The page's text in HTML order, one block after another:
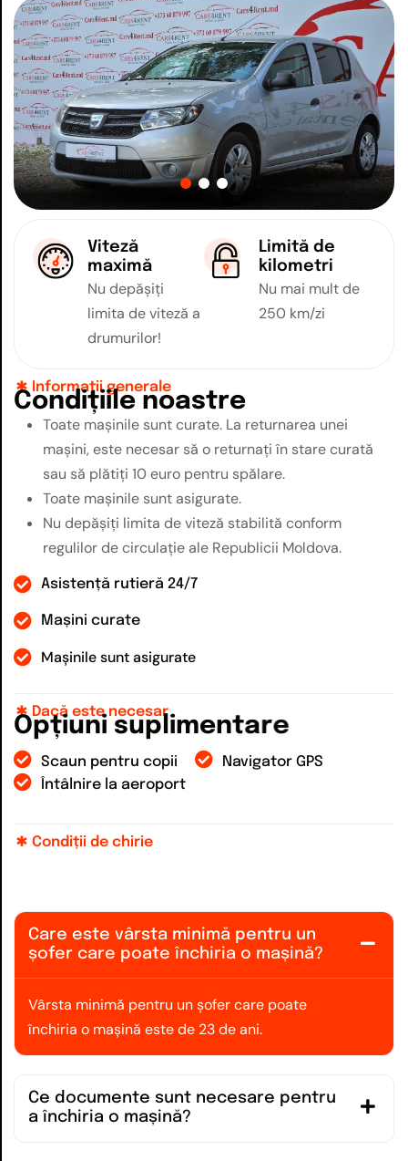
Viteză
maximă
Nu depășiți
limita de viteză a
drumurilor!
Limită de
kilometri
Nu mai mult de
250 km/zi
Informații generale
Condițiile noastre
Toate mașinile sunt curate. La returnarea unei
mașini, este necesar să o returnați în stare curată
sau să plătiți 10 euro pentru spălare.
Toate mașinile sunt asigurate.
Nu depășiți limita de viteză stabilită conform
regulilor de circulație ale Republicii Moldova.
Asistență rutieră 24/7
Mașini curate
Mașinile sunt asigurate
Dacă este necesar
Opțiuni suplimentare
Scaun pentru copii
Navigator GPS
Întâlnire la aeroport
Condiții de chirie
Care este vârsta minimă pentru un
șofer care poate închiria o mașină?
Vârsta minimă pentru un șofer care poate
închiria o mașină este de 23 de ani.
Ce documente sunt necesare pentru
a închiria o mașină?